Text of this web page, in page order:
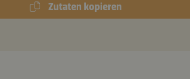
Zutaten kopieren